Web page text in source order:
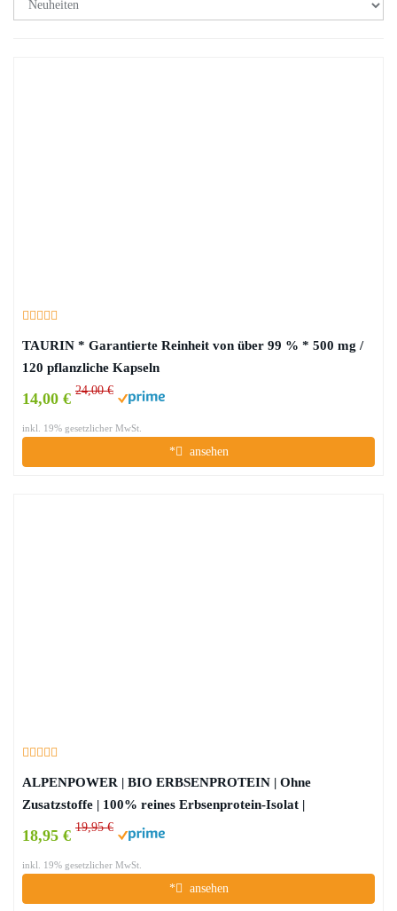
TAURIN * Garantierte Reinheit von über 99 % * 500 mg /
120 pflanzliche Kapseln
14,00 € 24,00 €
inkl. 19% gesetzlicher MwSt.
* ansehen
ALPENPOWER | BIO ERBSENPROTEIN | Ohne
Zusatzstoffe | 100% reines Erbsenprotein-Isolat |
Hochwertiges Eiweiß | Vegan | Vielseitig anwendbar | Low
Carb | Organic Pea Protein | 600g
18,95 € 19,95 €
inkl. 19% gesetzlicher MwSt.
* ansehen